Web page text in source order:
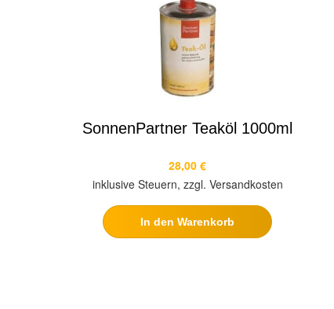
SonnenPartner Teaköl 1000ml
28,00 €
inklusive Steuern, zzgl. Versandkosten
In den Warenkorb